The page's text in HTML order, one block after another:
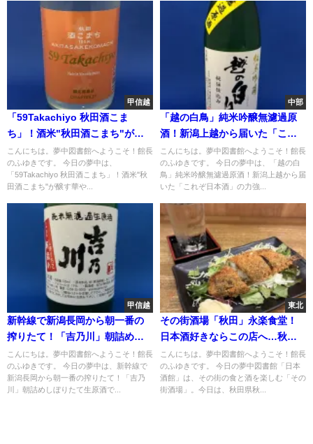
甲信越
「59Takachiyo 秋田酒こま
ち」！酒米"秋田酒こまち"が醸
す華やかな香りと上品な旨さ
こんにちは。夢中図書館へようこそ！館長
のふゆきです。 今日の夢中は、
「59Takachiyo 秋田酒こまち」！酒米"秋
田酒こまち"が醸す華や...
中部
「越の白鳥」純米吟醸無濾過原
酒！新潟上越から届いた「これ
ぞ日本酒」の力強い日本酒
こんにちは。夢中図書館へようこそ！館長
のふゆきです。 今日の夢中は、「越の白
鳥」純米吟醸無濾過原酒！新潟上越から届
いた「これぞ日本酒」の力強...
甲信越
新幹線で新潟長岡から朝一番の
搾りたて！「吉乃川」朝詰めし
ぼりたて生原酒
こんにちは。夢中図書館へようこそ！館長
のふゆきです。 今日の夢中は、新幹線で
新潟長岡から朝一番の搾りたて！「吉乃
川」朝詰めしぼりたて生原酒で...
東北
その街酒場「秋田」永楽食堂！
日本酒好きならこの店へ…秋田
の銘酒と酒肴のオンパレード
こんにちは。夢中図書館へようこそ！館長
のふゆきです。 今日の夢中図書館「日本
酒館」は、その街の食と酒を楽しむ「その
街酒場」。今日は、秋田県秋...